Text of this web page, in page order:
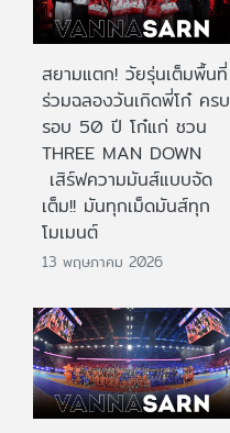
สยามแตก! วัยรุ่นเต็มพื้นที่
ร่วมฉลองวันเกิดพี่โก๋ ครบ
รอบ 50 ปี โก๋แก่ ชวน
THREE MAN DOWN
เสิร์ฟความมันส์แบบจัด
เต็ม!! มันทุกเม็ดมันส์ทุก
โมเมนต์
13 พฤษภาคม 2026